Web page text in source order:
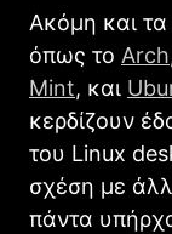
Ακόμη και
όπως το Arch
Mint, και
κερδίζουν
του Linux
σχέση με
πάντα